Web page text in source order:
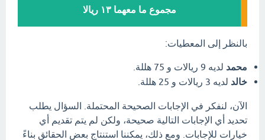
مجموع ما معهما ١٣ ريالا
بالنظر إلى المعطيات:
محمد لديه 9 ريالات و 75 هللة.
خالد لديه 3 ريالات و 25 هللة.
الآن، لنفكر في الإجابات الصحيحة المحتملة. السؤال يطلب
تحديد أي الإجابات التالية صحيحة، ولكن لم يتم تقديم أي
خيارات للإجابات. ومع ذلك، يمكننا استنتاج بعض الحقائق بناءً